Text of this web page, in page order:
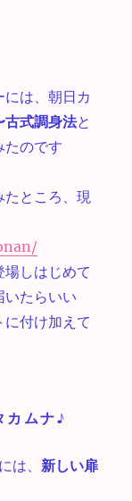
は、朝日カ
古式調身法と
たのです
たところ、現
しはじめて
いたらいい
付け加えて
カムナ♪
は、新しい扉